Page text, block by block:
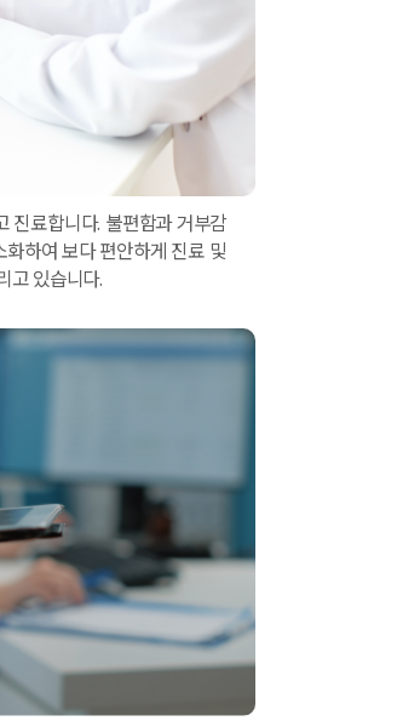
진료합니다. 불편함과 거부감
하여 보다 편안하게 진료 및
고 있습니다.